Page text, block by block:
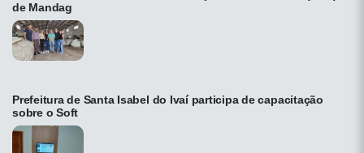
de Mandag
Prefeitura de Santa Isabel do Ivaí participa de capacitação
sobre o Soft